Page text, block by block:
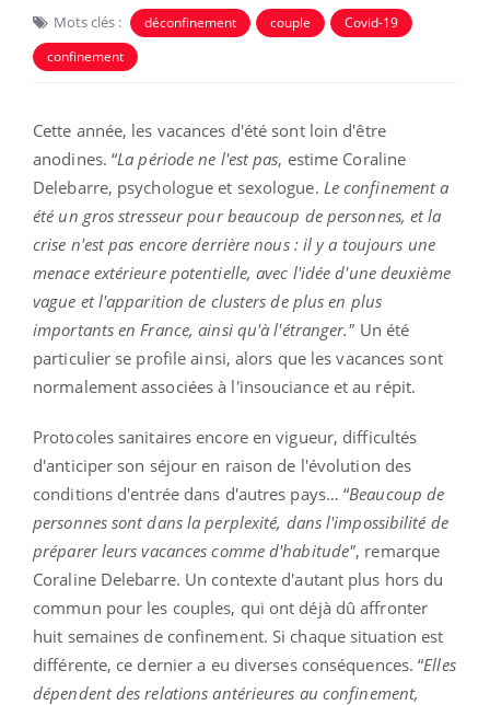
Mots clés : déconfinement couple
Covid-19
confinement
Cette année, les vacances d'été sont loin d'être
anodines. “La période ne l'est pas, estime Coraline
Delebarre, psychologue et sexologue. Le confinement a
été un gros stresseur pour beaucoup de personnes, et la
crise n'est pas encore derrière nous : il y a toujours une
menace extérieure potentielle, avec l'idée d'une deuxième
vague et l'apparition de clusters de plus en plus
importants en France, ainsi qu'à l'étranger." Un été
particulier se profile ainsi, alors que les vacances sont
normalement associées à l'insouciance et au répit.
Protocoles sanitaires encore en vigueur, difficultés
d'anticiper son séjour en raison de l'évolution des
conditions d'entrée dans d'autres pays… “Beaucoup de
personnes sont dans la perplexité, dans l'impossibilité de
préparer leurs vacances comme d'habitude", remarque
Coraline Delebarre. Un contexte d'autant plus hors du
commun pour les couples, qui ont déjà dû affronter
huit semaines de confinement. Si chaque situation est
différente, ce dernier a eu diverses conséquences. “Elles
dépendent des relations antérieures au confinement,